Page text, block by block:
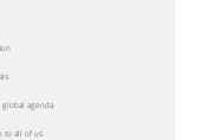
global agenda
to all of us